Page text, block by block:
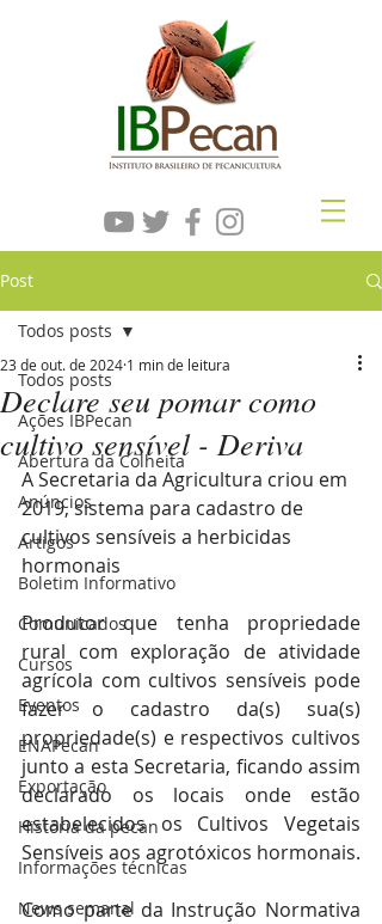
Post
Todos posts
Ações IBPecan
Abertura da Colheita
Anúncios
Artigos
Boletim Informativo
Comunicados
Cursos
Eventos
ENAPecan
Exportação
História da pecan
Informações técnicas
News semanal
Todos posts
Declare seu pomar como
cultivo sensível - Deriva
23 de out. de 2024 1 min de leitura
A Secretaria da Agricultura criou em
2019, sistema para cadastro de
cultivos sensíveis a herbicidas
hormonais
Produtor que tenha propriedade
rural com exploração de atividade
agrícola com cultivos sensíveis pode
fazer o cadastro da(s) sua(s)
propriedade(s) e respectivos cultivos
junto a esta Secretaria, ficando assim
declarado os locais onde estão
estabelecidos os Cultivos Vegetais
Sensíveis aos agrotóxicos hormonais.
Como parte da Instrução Normativa